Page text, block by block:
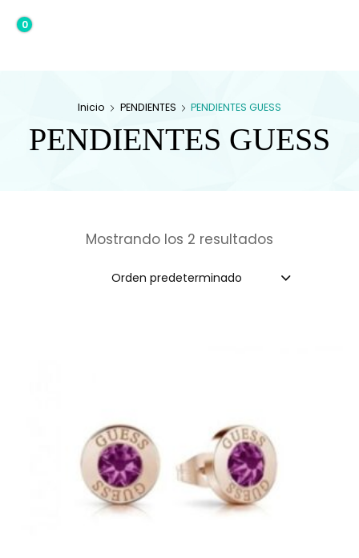
0,00€
0
Inicio PENDIENTES PENDIENTES GUESS
PENDIENTES GUESS
Mostrando los 2 resultados
Orden predeterminado